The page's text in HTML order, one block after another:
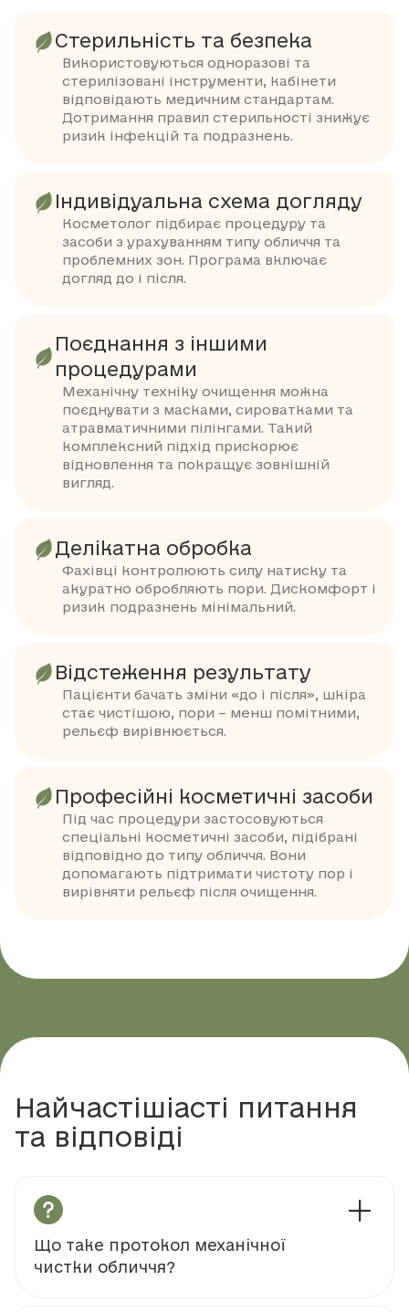
Стерильність та безпека
Використовуються одноразові та
стерилізовані інструменти, кабінети
відповідають медичним стандартам.
Дотримання правил стерильності знижує
ризик інфекцій та подразнень.
Індивідуальна схема догляду
Косметолог підбирає процедуру та
засоби з урахуванням типу обличчя та
проблемних зон. Програма включає
догляд до і після.
Поєднання з іншими
процедурами
Механічну техніку очищення можна
поєднувати з масками, сироватками та
атравматичними пілінгами. Такий
комплексний підхід прискорює
відновлення та покращує зовнішній
вигляд.
Делікатна обробка
Фахівці контролюють силу натиску та
акуратно обробляють пори. Дискомфорт і
ризик подразнень мінімальний.
Відстеження результату
Пацієнти бачать зміни «до і після», шкіра
стає чистішою, пори – менш помітними,
рельєф вирівнюється.
Професійні косметичні засоби
Під час процедури застосовуються
спеціальні косметичні засоби, підібрані
відповідно до типу обличчя. Вони
допомагають підтримати чистоту пор і
вирівняти рельєф після очищення.
Найчастішіасті питання
та відповіді
Що таке протокол механічної
чистки обличчя?